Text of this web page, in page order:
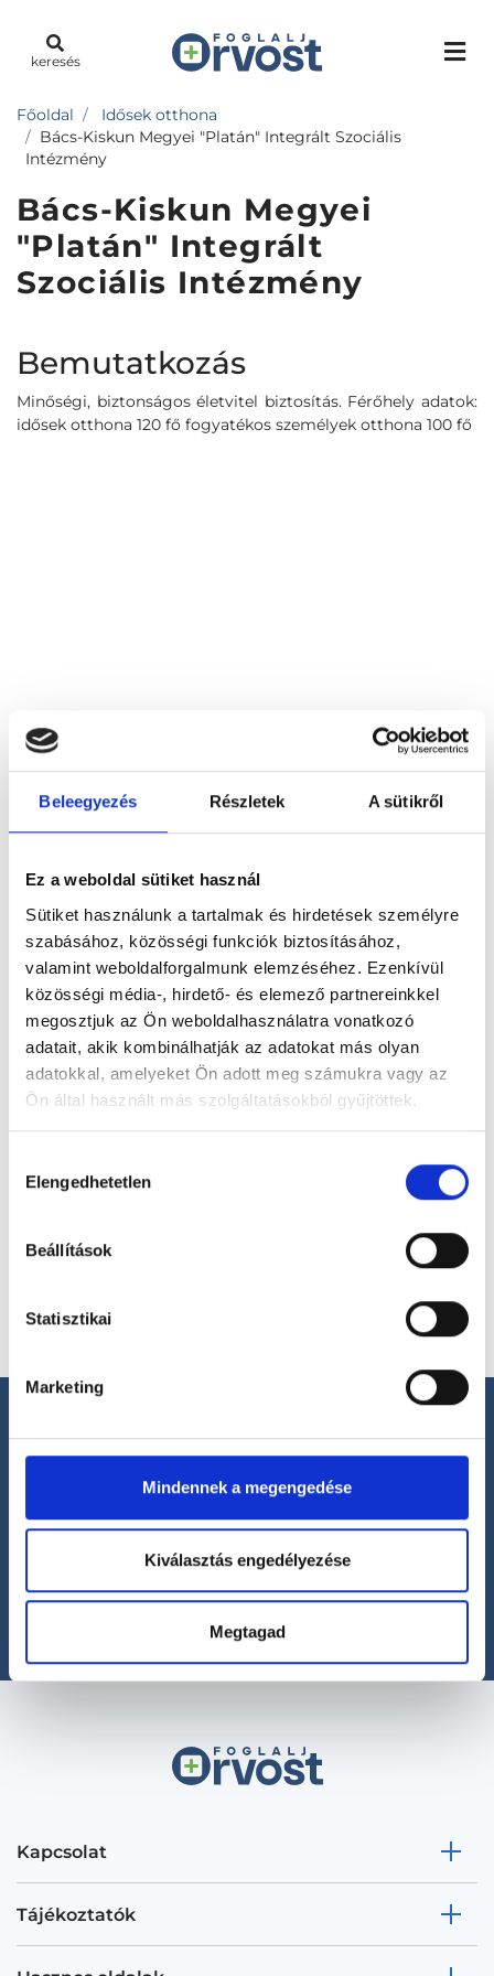
Beleegyezés Részletek A sütikről
Ez a weboldal sütiket használ
Sütiket használunk a tartalmak és hirdetések személyre
szabásához, közösségi funkciók biztosításához,
valamint weboldalforgalmunk elemzéséhez. Ezenkívül
közösségi média-, hirdető- és elemező partnereinkkel
megosztjuk az Ön weboldalhasználatra vonatkozó
adatait, akik kombinálhatják az adatokat más olyan
adatokkal, amelyeket Ön adott meg számukra vagy az
Ön által használt más szolgáltatásokból gyűjtöttek.
szabályzat:https://foglaljorvost.hu/info/foglaljorvost-
kiválasztása
Elengedhetetlen
Beállítások
Statisztikai
Marketing
Mindennek a megengedése
Kiválasztás engedélyezése
Megtagad
keresés
Főoldal
Idősek otthona
Bács-Kiskun Megyei "Platán" Integrált Szociális
Intézmény
Bács-Kiskun Megyei
"Platán" Integrált
Szociális Intézmény
Bemutatkozás
Minőségi, biztonságos életvitel biztosítás. Férőhely adatok:
idősek otthona 120 fő fogyatékos személyek otthona 100 fő
Foglalj időpontot megbízható
magánorvosokhoz most!
Válassz szakterületet
Válassz helyszínt
Segíthetünk?
+36 1 700-1398
(H-P: 8:00-20:00)
office@foglaljorvost.hu
Kapcsolat
Tájékoztatók